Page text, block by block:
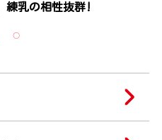
練乳の相性抜群!